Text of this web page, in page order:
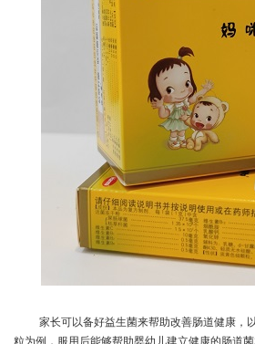
家长可以备好益生菌来帮助改善肠道健康，
粒为例，服用后能够帮助婴幼儿建立健康的肠道